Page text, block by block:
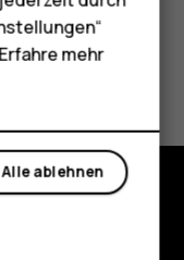
mehr
Alle ablehnen